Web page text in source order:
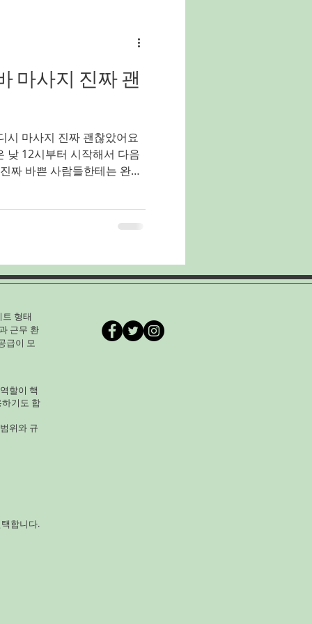
홍대유흥업소알바
양배추농사
마사지 진짜 괜
시 마사지 진짜 괜찮았어요
낮 12시부터 시작해서 다음
짜 바쁜 사람들한테는 완전
스웨디시알바 이렇게
여러분~~ 진짜 오늘 제가 꿀
혼자 엄청 끙끙댔거든요.
왕이면 뭔가 제대로 된 관리
형태
근무 환
급이 모
할이 핵
기도 합
위와 규
합니다.